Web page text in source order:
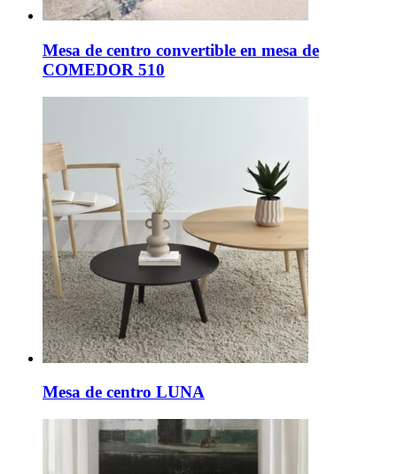
Mesa de centro convertible en mesa de
COMEDOR 510
Mesa de centro LUNA